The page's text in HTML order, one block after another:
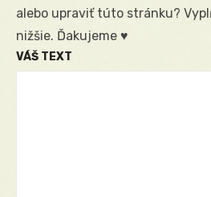
alebo upraviť túto stránku?
nižšie. Ďakujeme ♥
VÁŠ TEXT